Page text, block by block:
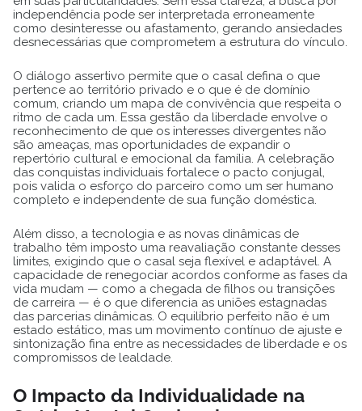
independência pode ser interpretada erroneamente
como desinteresse ou afastamento, gerando ansiedades
desnecessárias que comprometem a estrutura do vínculo.
O diálogo assertivo permite que o casal defina o que
pertence ao território privado e o que é de domínio
comum, criando um mapa de convivência que respeita o
ritmo de cada um. Essa gestão da liberdade envolve o
reconhecimento de que os interesses divergentes não
são ameaças, mas oportunidades de expandir o
repertório cultural e emocional da família. A celebração
das conquistas individuais fortalece o pacto conjugal,
pois valida o esforço do parceiro como um ser humano
completo e independente de sua função doméstica.
Além disso, a tecnologia e as novas dinâmicas de
trabalho têm imposto uma reavaliação constante desses
limites, exigindo que o casal seja flexível e adaptável. A
capacidade de renegociar acordos conforme as fases da
vida mudam — como a chegada de filhos ou transições
de carreira — é o que diferencia as uniões estagnadas
das parcerias dinâmicas. O equilíbrio perfeito não é um
estado estático, mas um movimento contínuo de ajuste e
sintonização fina entre as necessidades de liberdade e os
compromissos de lealdade.
O Impacto da Individualidade na